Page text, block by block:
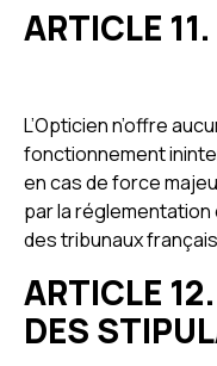
ARTICLE
L’Opticien n’offre
fonctionnement
en cas de force
par la
des tribunaux
ARTICLE
DES